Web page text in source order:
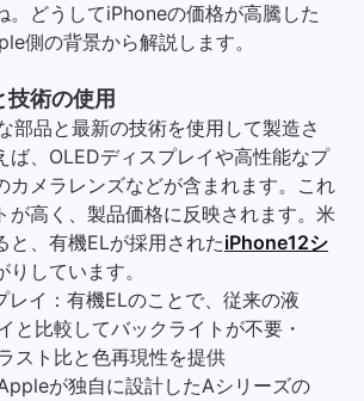
。どうしてiPhoneの価格が高騰した
側の背景から解説します。
術の使用
部品と最新の技術を使用して製造さ
ば、OLEDディスプレイや高性能なプ
カメラレンズなどが含まれます。これ
が高く、製品価格に反映されます。米
と、有機ELが採用されたiPhone12シ
しています。
レイ：有機ELのことで、従来の液
と比較してバックライトが不要・
スト比と色再現性を提供
が独自に設計したAシリーズの